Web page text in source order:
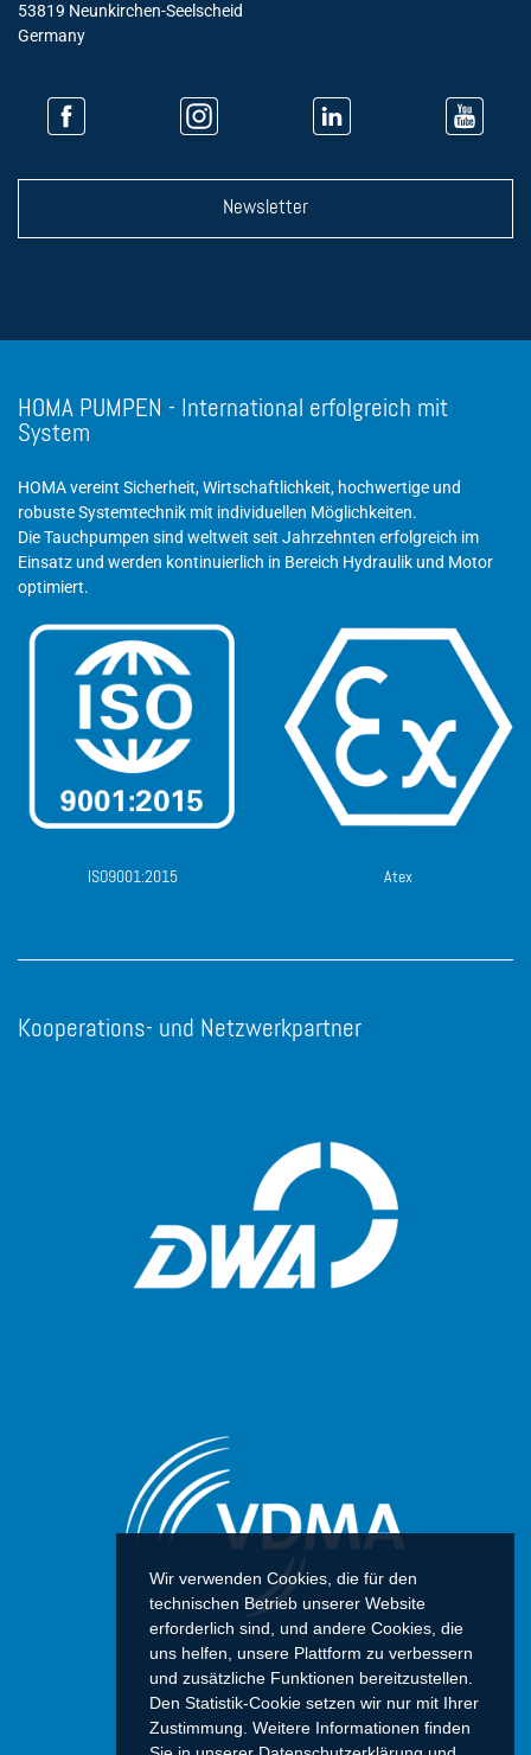
Wir verwenden Cookies, die für den
technischen Betrieb unserer Website
erforderlich sind, und andere Cookies, die
uns helfen, unsere Plattform zu verbessern
und zusätzliche Funktionen bereitzustellen.
Den Statistik-Cookie setzen wir nur mit Ihrer
Zustimmung. Weitere Informationen finden
53819 Neunkirchen-Seelscheid
Germany
Newsletter
HOMA PUMPEN - International erfolgreich mit
System
HOMA vereint Sicherheit, Wirtschaftlichkeit, hochwertige und
robuste Systemtechnik mit individuellen Möglichkeiten.
Die Tauchpumpen sind weltweit seit Jahrzehnten erfolgreich im
Einsatz und werden kontinuierlich in Bereich Hydraulik und Motor
optimiert.
ISO9001:2015 Atex
Kooperations- und Netzwerkpartner